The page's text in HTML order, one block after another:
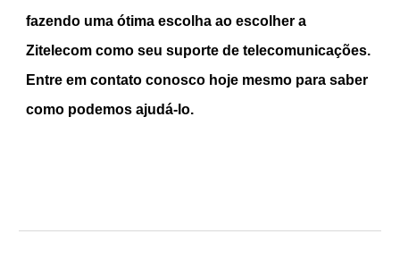
fazendo uma ótima escolha ao escolher a
Zitelecom como seusuporte de telecomunicações.
Entre em contato conosco hoje mesmo para saber
como podemos ajudá-lo.